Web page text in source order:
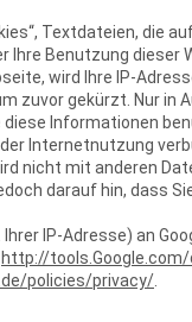
Textdateien, die
Benutzung dieser
wird Ihre IP-
zuvor gekürzt. Nur in
Informationen
Internetnutzung
nicht mit anderen
darauf hin, dass
IP-Adresse) an
http://
policies/privacy/